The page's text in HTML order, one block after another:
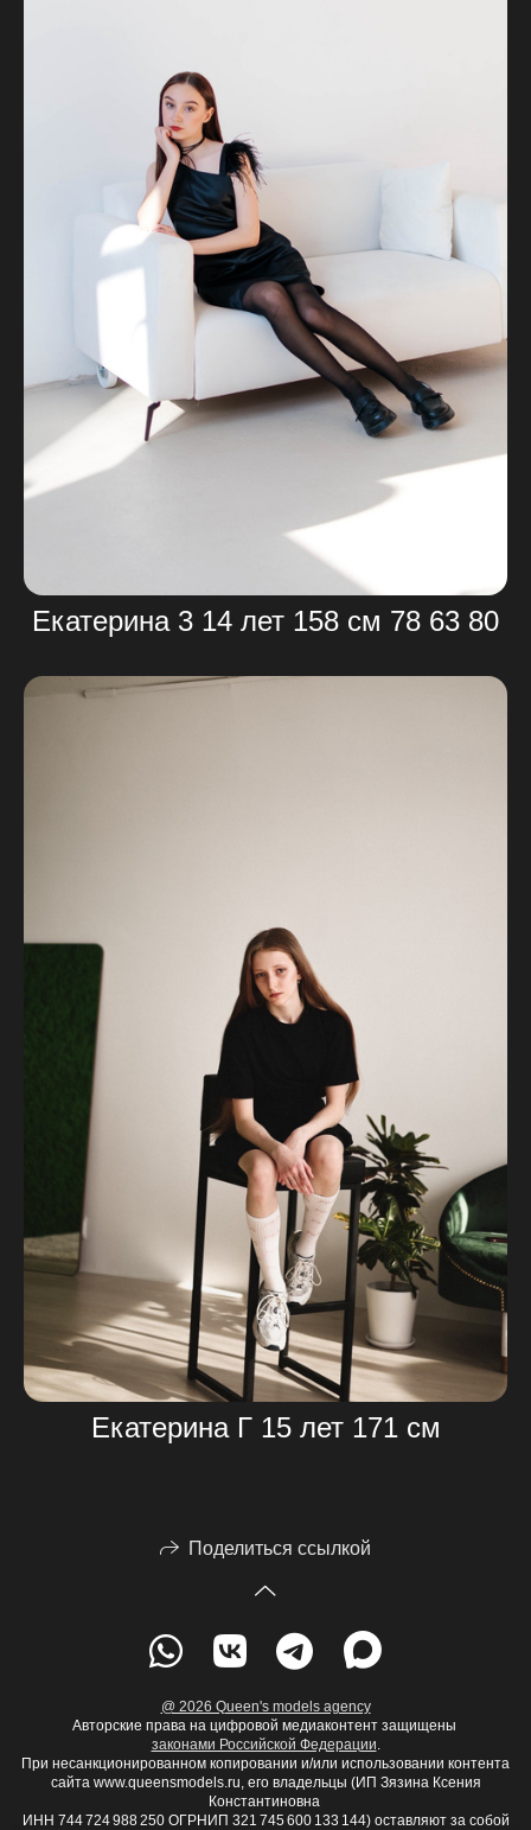
Екатерина 3 14 лет 158 см 78 63 80
Екатерина Г 15 лет 171 см
Поделиться ссылкой
@ 2026 Queen's models agency
Авторские права на цифровой медиаконтент защищены
законами Российской Федерации
При несанкционированном копировании и/или использовании контента
сайта www.queensmodels.ru, его владельцы (ИП Зязина Ксения
Константиновна
ИНН 744 724 988 250 ОГРНИП 321 745 600 133 144) оставляют за собой